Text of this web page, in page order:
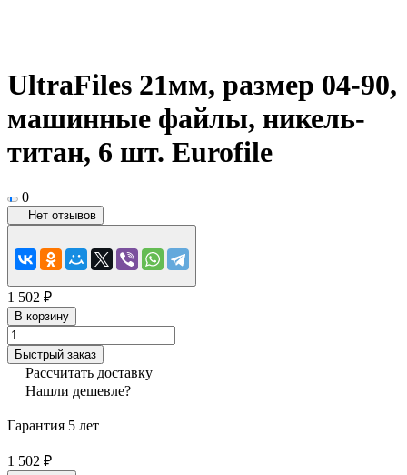
UltraFiles 21мм, размер 04-90,
машинные файлы, никель-
титан, 6 шт. Eurofile
0
Нет отзывов
1 502 ₽
В корзину
Быстрый заказ
Рассчитать доставку
Нашли дешевле?
Гарантия 5 лет
1 502 ₽